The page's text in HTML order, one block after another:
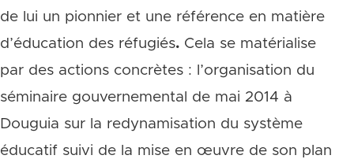
de lui un pionnier et une référence en matière
d’éducation des réfugiés. Cela se matérialise
par des actions concrètes : l’organisation du
séminaire gouvernemental de mai 2014 à
Douguia sur la redynamisation du système
éducatif suivi de la mise en œuvre de son plan